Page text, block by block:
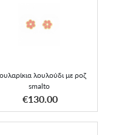
λουλούδι με ροζ
smalto
€130.00
Σκουλαρίκια λουλούδι με
ροζ smalto
ΑΠΟΚΤΗΣΕ ΤΟ